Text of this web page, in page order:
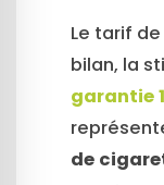
Le tarif
bilan, la
garantie
de